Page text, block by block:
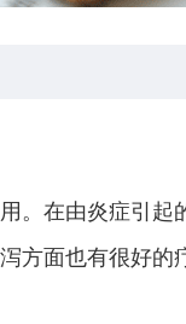
。在由炎症引
方面也有很好的